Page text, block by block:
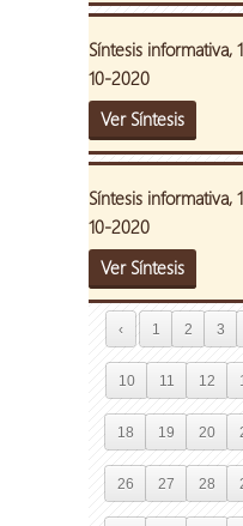
Síntesis informativa,
10-2020
Ver Síntesis
Síntesis informativa,
10-2020
Ver Síntesis
‹ 1 2 3
10 11 12
18 19 20
26 27 28